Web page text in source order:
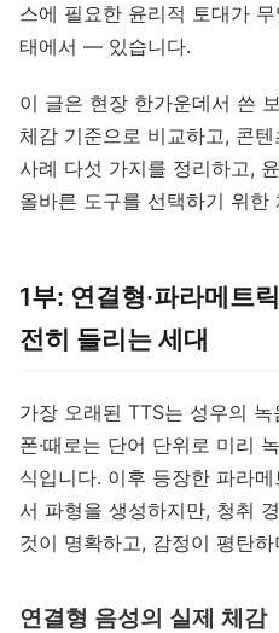
스에 필요한 윤리적 토대가
태에서 — 있습니다.
이 글은 현장 한가운데서 쓴
체감 기준으로 비교하고, 콘
사례 다섯 가지를 정리하고,
올바른 도구를 선택하기 위한
1부: 연결형·파라메트
전히 들리는 세대
가장 오래된 TTS는 성우의 녹
폰·때로는 단어 단위로 미리
식입니다. 이후 등장한 파라
서 파형을 생성하지만, 청취
것이 명확하고, 감정이 평탄
연결형 음성의 실제 체감